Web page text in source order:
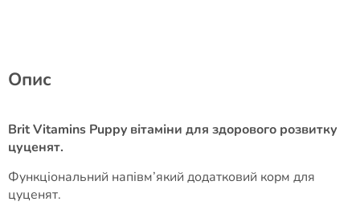
Опис
Brit Vitamins Puppy вітаміни для здорового розвитку
цуценят.
Функціональний напівм’який додатковий корм для
цуценят.